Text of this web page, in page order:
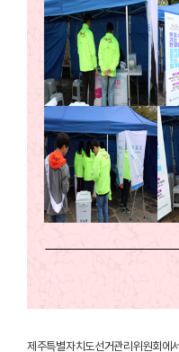
제주특별자치도선거관리위원회